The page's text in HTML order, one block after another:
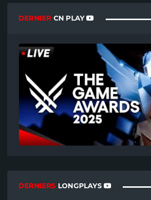
DERNIER CN PLAY
DERNIERS LONGPLAYS